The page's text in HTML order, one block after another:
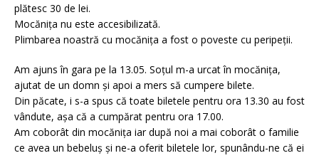
plătesc 30 de lei.
Mocănița nu este accesibilizată.
Plimbarea noastră cu mocănița a fost o poveste cu peripeții.
Am ajuns în gara pe la 13.05. Soțul m-a urcat în mocănița,
ajutat de un domn și apoi a mers să cumpere bilete.
Din păcate, i s-a spus că toate biletele pentru ora 13.30 au fost
vândute, așa că a cumpărat pentru ora 17.00.
Am coborât din mocănița iar după noi a mai coborât o familie
ce avea un bebeluș și ne-a oferit biletele lor, spunându-ne că ei